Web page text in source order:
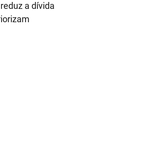
a dívida